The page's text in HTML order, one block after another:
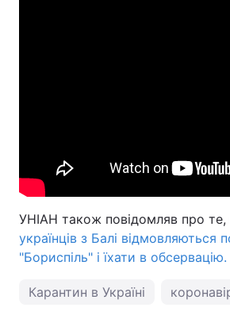
УНІАН також повідомляв про
українців з Балі відмовляються
"Бориспіль" і їхати в обсервацію.
Карантин в Україні